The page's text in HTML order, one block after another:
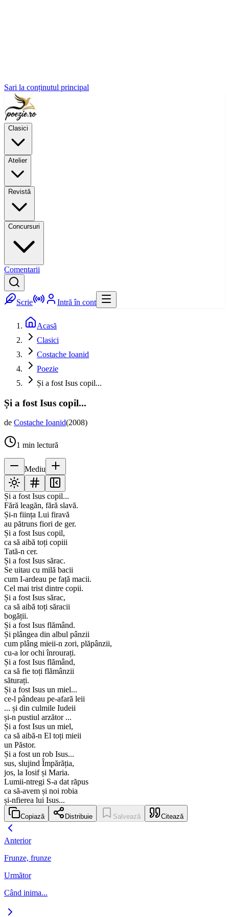
Sari la conținutul principal
Clasici
Atelier
Revistă
Concursuri
Comentarii
Scrie Intră în cont
Acasă
Clasici
Costache Ioanid
Poezie
Și a fost Isus copil...
Și a fost Isus copil...
de Costache Ioanid(2008)
1 min lectură
Mediu
Și a fost Isus copil...
Fără leagăn, fără slavă.
Și-n ființa Lui firavă
au pătruns fiori de ger.
Și a fost Isus copil,
ca să aibă toți copiii
Tată-n cer.
Și a fost Isus sărac.
Se uitau cu milă bacii
cum I-ardeau pe față macii.
Cel mai trist dintre copii.
Și a fost Isus sărac,
ca să aibă toți săracii
bogății.
Și a fost Isus flămând.
Și plângea din albul pânzii
cum plâng mieii-n zori, plăpânzii,
cu-a lor ochi înrourați.
Și a fost Isus flămând,
ca să fie toți flămânzii
săturați.
Și a fost Isus un miel...
ce-l pândeau pe-afară leii
... și din culmile Iudeii
și-n pustiul arzător ...
Și a fost Isus un miel,
ca să aibă-n El toți mieii
un Păstor.
Și a fost un rob Isus...
sus, slujind Împărăția,
jos, la Iosif și Maria.
Lumii-ntregi S-a dat răpus
ca să-avem și noi robia
și-nfierea lui Isus...
Copiază Distribuie Salvează Citează
Anterior
Frunze, frunze
Următor
Când inima...